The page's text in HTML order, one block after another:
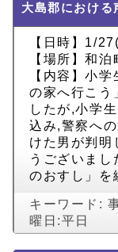
大島郡における
【日時】1/
【場所】和泊
【内容】小
の家へ行こう
したが,小学
込み,警察へ
けた男が判明
うございま
のおすし」を
キーワード:
曜日:平日